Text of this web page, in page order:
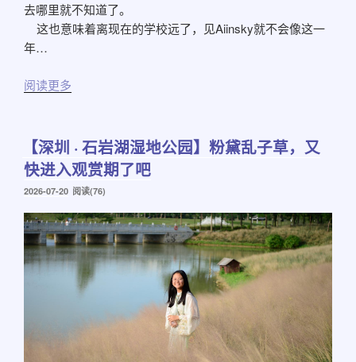
去哪里就不知道了。
这也意味着离现在的学校远了，见Aiinsky就不会像这一
年…
阅读更多
【深圳 · 石岩湖湿地公园】粉黛乱子草，又
快进入观赏期了吧
发
于
2026-07-20 阅读(76)